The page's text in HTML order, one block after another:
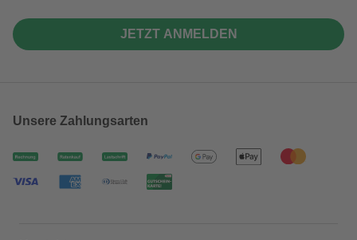
JETZT ANMELDEN
Unsere Zahlungsarten